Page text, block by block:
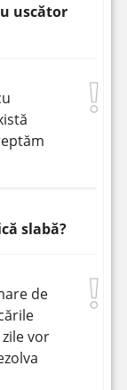
uscător
slabă?
de
vor